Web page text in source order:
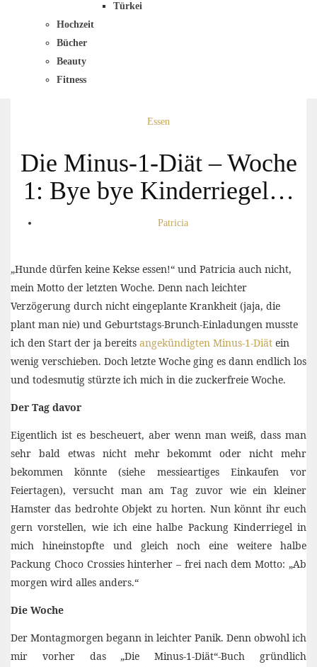
Türkei
Hochzeit
Bücher
Beauty
Fitness
Essen
Die Minus-1-Diät – Woche
1: Bye bye Kinderriegel…
Patricia
„Hunde dürfen keine Kekse essen!“ und Patricia auch nicht,
mein Motto der letzten Woche. Denn nach leichter
Verzögerung durch nicht eingeplante Krankheit (jaja, die
plant man nie) und Geburtstags-Brunch-Einladungen musste
ich den Start der ja bereits angekündigten Minus-1-Diät ein
wenig verschieben. Doch letzte Woche ging es dann endlich los
und todesmutig stürzte ich mich in die zuckerfreie Woche.
Der Tag davor
Eigentlich ist es bescheuert, aber wenn man weiß, dass man
sehr bald etwas nicht mehr bekommt oder nicht mehr
bekommen könnte (siehe messieartiges Einkaufen vor
Feiertagen), versucht man am Tag zuvor wie ein kleiner
Hamster das bedrohte Objekt zu horten. Nun könnt ihr euch
gern vorstellen, wie ich eine halbe Packung Kinderriegel in
mich hineinstopfte und gleich noch eine weitere halbe
Packung Choco Crossies hinterher – frei nach dem Motto: „Ab
morgen wird alles anders.“
Die Woche
Der Montagmorgen begann in leichter Panik. Denn obwohl ich
mir vorher das „Die Minus-1-Diät“-Buch gründlich